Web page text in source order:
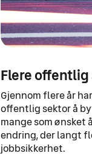
Flere
Gjennom flere år
offentlig sektor å
mange som ønsket
endring, der langt
jobbsikkerhet.